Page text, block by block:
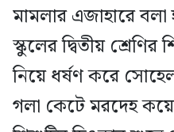
মামলার এজাহারে
স্কুলের দ্বিতীয় শ্রেণির
নিয়ে ধর্ষণ করে
গলা কেটে মরদেহ